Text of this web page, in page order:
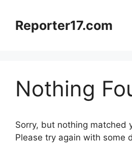
contentReporter17.com
Nothing
Sorry, but nothing matched
Please try again with some